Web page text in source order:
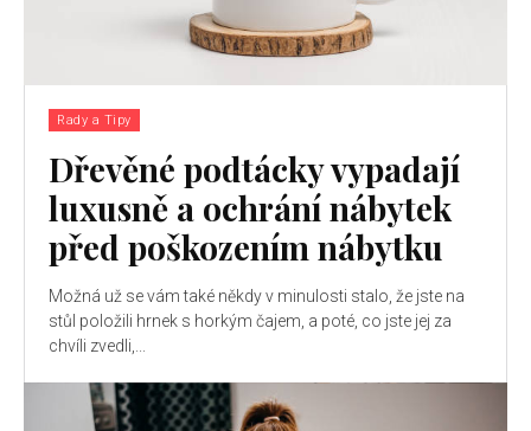
Rady a Tipy
Dřevěné podtácky vypadají
luxusně a ochrání nábytek
před poškozením nábytku
Možná už se vám také někdy v minulosti stalo, že jste na
stůl položili hrnek s horkým čajem, a poté, co jste jej za
chvíli zvedli,...